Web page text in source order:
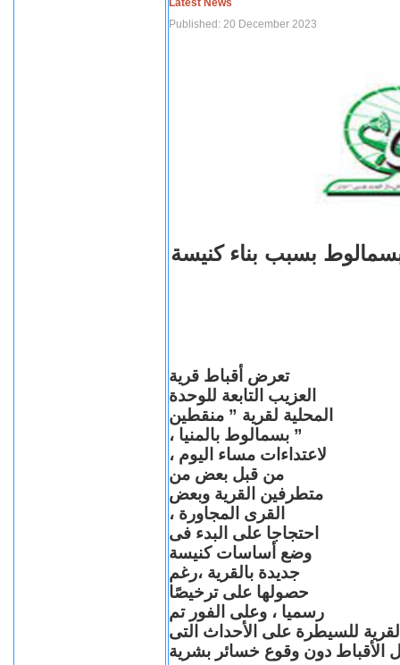
Latest News
Published: 20 December 2023
بسبب بناء كنيسة
تعرض أقباط قرية
العزيب التابعة للوحدة
المحلية لقرية ” منقطين
” بسمالوط بالمنيا ،
لاعتداءات مساء اليوم ،
من قبل بعض من
متطرفين القرية وبعض
القرى المجاورة ،
احتجاجا على البدء فى
وضع أساسات كنيسة
جديدة بالقرية ،رغم
حصولها على ترخيصًا
رسميا ، وعلى الفور تم
للسيطرة على الأحداث التى